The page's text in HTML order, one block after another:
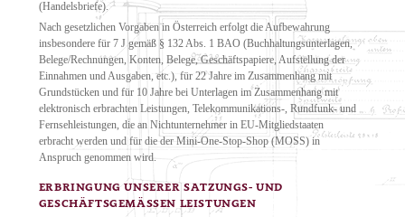
(Handelsbriefe).
Nach gesetzlichen Vorgaben in Österreich erfolgt die Aufbewahrung
insbesondere für 7 J gemäß § 132 Abs. 1 BAO (Buchhaltungsunterlagen,
Belege/Rechnungen, Konten, Belege, Geschäftspapiere, Aufstellung der
Einnahmen und Ausgaben, etc.), für 22 Jahre im Zusammenhang mit
Grundstücken und für 10 Jahre bei Unterlagen im Zusammenhang mit
elektronisch erbrachten Leistungen, Telekommunikations-, Rundfunk- und
Fernsehleistungen, die an Nichtunternehmer in EU-Mitgliedstaaten
erbracht werden und für die der Mini-One-Stop-Shop (MOSS) in
Anspruch genommen wird.
ERBRINGUNG UNSERER SATZUNGS- UND
GESCHÄFTSGEMÄSSEN LEISTUNGEN